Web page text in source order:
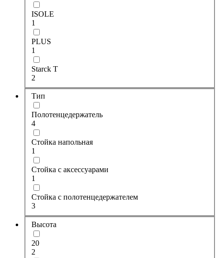
ISOLE
1
PLUS
1
Starck T
2
Тип
Полотенцедержатель
4
Стойка напольная
1
Стойка с аксессуарами
1
Стойка с полотенцедержателем
3
Высота
20
2